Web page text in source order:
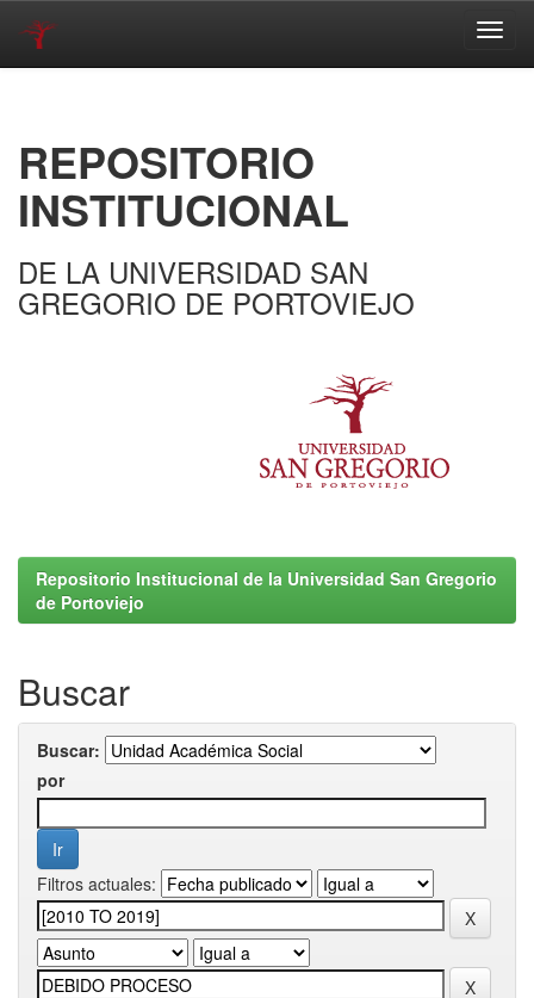
REPOSITORIO
INSTITUCIONAL
DE LA UNIVERSIDAD SAN
GREGORIO DE PORTOVIEJO
Repositorio Institucional de la Universidad San Gregorio
de Portoviejo
Buscar
Buscar:
por
Filtros actuales: